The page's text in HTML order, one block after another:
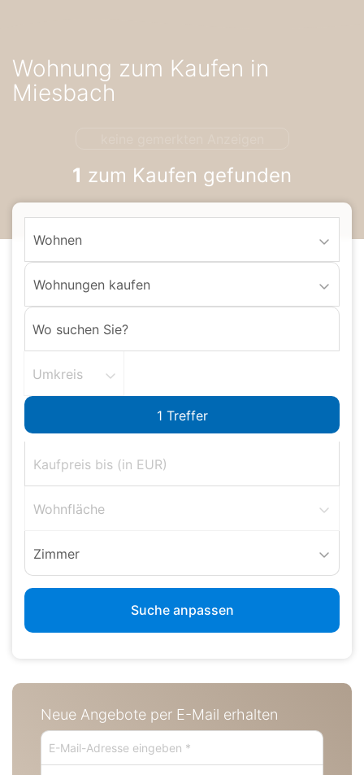
zur
Navigation
zum
Wohnung zum Kaufen in
Miesbach
1 zum Kaufen gefunden
Wohnen
Wohnungen kaufen
Umkreis
Wohnfläche
Zimmer
Suche anpassen
Neue Angebote per E-Mail erhalten